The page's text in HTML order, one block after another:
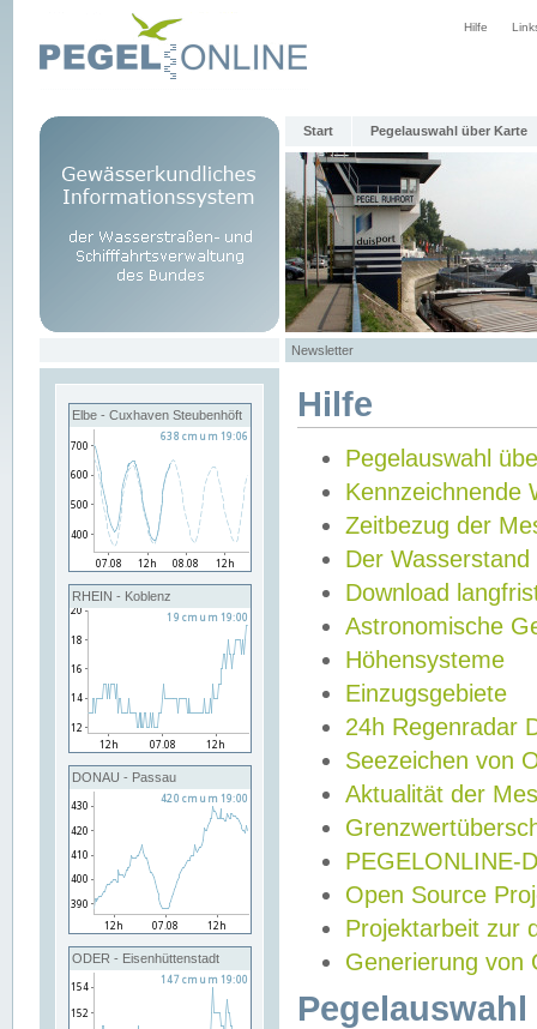
Hilfe
Start Pegelauswahl über Karte
Newsletter
Elbe - Cuxhaven Steubenhöft
RHEIN - Koblenz
DONAU - Passau
ODER - Eisenhüttenstadt
Hilfe
Pegelauswahl
Kennzeichnende
Zeitbezug der
Der Wasserstand
Download
Astronomische
Höhensysteme
Einzugsgebiete
24h Regenradar
Seezeichen von
Aktualität der
PEGELONLINE-
Open Source
Projektarbeit zur
Generierung von